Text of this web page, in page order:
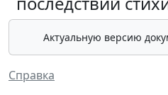
Актуальную версию
Справка